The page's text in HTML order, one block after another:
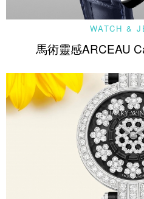
WATCH &
馬術靈感ARCEAU